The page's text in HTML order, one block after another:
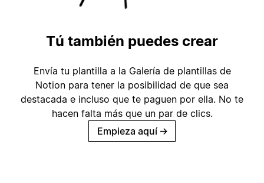
Tú también puedes crear
Envía tu plantilla a la Galería de plantillas de
Notion para tener la posibilidad de que sea
destacada e incluso que te paguen por ella. No te
hacen falta más que un par de clics.
Empieza aquí →